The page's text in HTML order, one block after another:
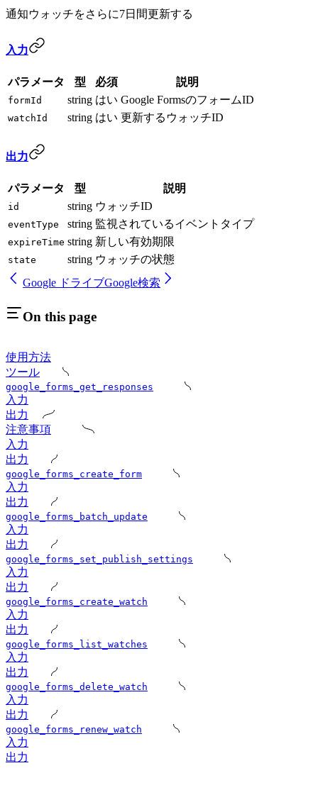
通知ウォッチをさらに7日間更新する
入力
パラメータ 型 必須 説明
formId string はい Google FormsのフォームID
watchId string はい 更新するウォッチID
出力
パラメータ 型 説明
id string ウォッチID
eventType string 監視されているイベントタイプ
expireTime string 新しい有効期限
state string ウォッチの状態
Google ドライブGoogle検索
On this page
使用方法
ツール
google_forms_get_responses
入力
出力
注意事項
入力
出力
google_forms_create_form
入力
出力
google_forms_batch_update
入力
出力
google_forms_set_publish_settings
入力
出力
google_forms_create_watch
入力
出力
google_forms_list_watches
入力
出力
google_forms_delete_watch
入力
出力
google_forms_renew_watch
入力
出力